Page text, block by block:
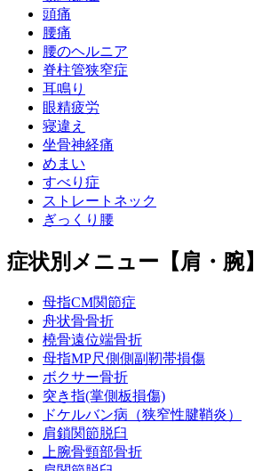
頭痛
腰痛
腰のヘルニア
脊柱管狭窄症
耳鳴り
眼精疲労
寝違え
坐骨神経痛
めまい
すべり症
ストレートネック
ぎっくり腰
症状別メニュー【肩・腕】
母指CM関節症
舟状骨骨折
橈骨遠位端骨折
母指MP尺側側副靭帯損傷
ボクサー骨折
突き指(掌側板損傷)
ドケルバン病（狭窄性腱鞘炎）
肩鎖関節脱臼
上腕骨頸部骨折